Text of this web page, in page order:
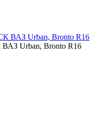
Urban, Bronto R16